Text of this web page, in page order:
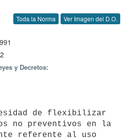
Toda la Norma Ver Imagen del D.O.
y Decretos:
no preventivos en la
referente al uso